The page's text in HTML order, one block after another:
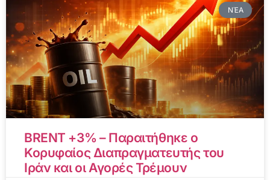
ΝΈΑ
BRENT +3% – Παραιτήθηκε ο
Κορυφαίος Διαπραγματευτής του
Ιράν και οι Αγορές Τρέμουν